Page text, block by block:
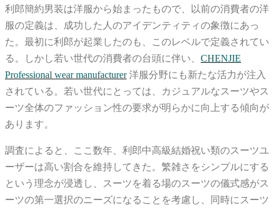
利郎簡約男装は洋服から始まったもので、以前の消費者の洋
服の定義は、成功した人のアイデンティティの象徴にあっ
た。最初に利郎が起業したのも、このレベルで定義されてい
る。しかし若い世代の消費者の台頭に伴い、 CHENJIE
Professional wear manufacturer洋服分野にも新たな活力が注入
されている。若い世代にとっては、カジュアルなスーツやス
ーツ全体のファッション性の要求が明らかに向上する傾向が
あります。
調査によると、ここ数年、利郎中高級結婚祝い類のスーツユ
ーザーは高い割合を維持してきた。繁雑さをシンプルにする
という理念が浸透し、スーツを着る場のスーツの儀式感がス
ーツの第一選択のニーズになることを考慮し、同時にスーツ